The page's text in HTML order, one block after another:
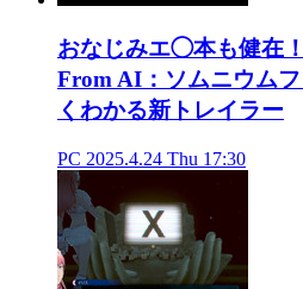
おなじみエ◯本も健在
From AI：ソムニウム
くわかる新トレイラー
PC 2025.4.24 Thu 17:30